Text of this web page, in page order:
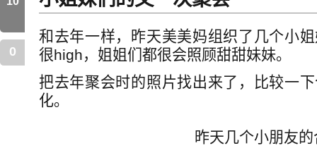
0
和去年一样，昨天美美妈组织了几个小
很high，姐姐们都很会照顾甜甜妹妹。
把去年聚会时的照片找出来了，比较一
化。
昨天几个小朋友